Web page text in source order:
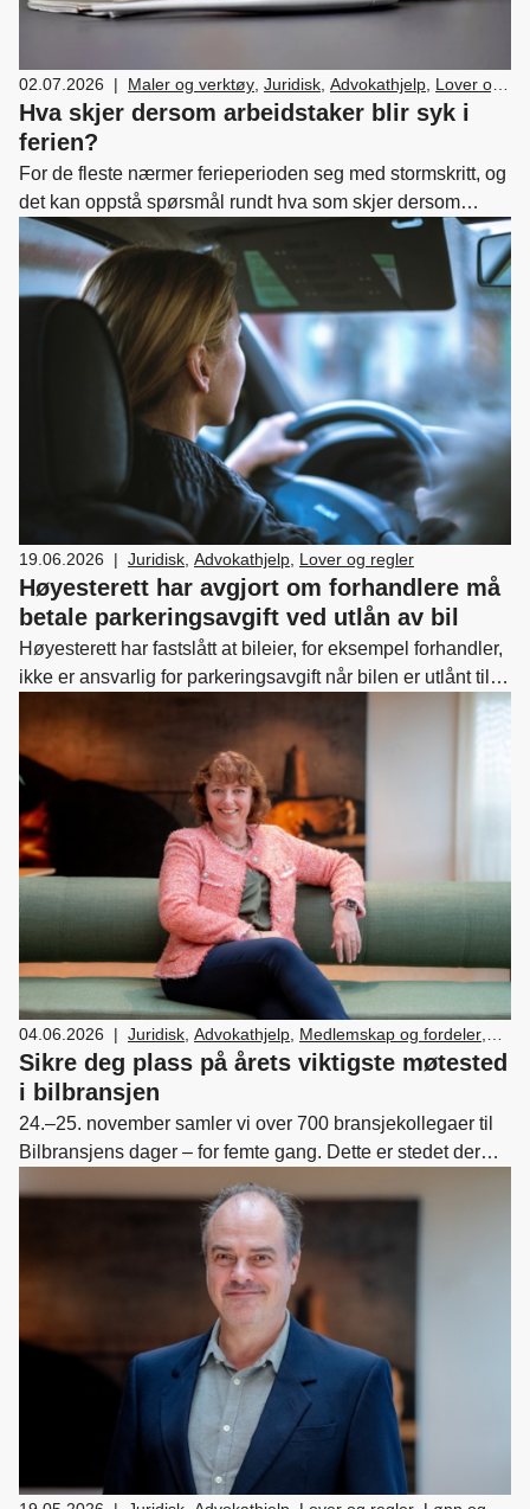
02.07.2026 | Maler og verktøy Juridisk Advokathjelp Lover og
regler,HR,Ledelse og personal
Hva skjer dersom arbeidstaker blir syk i
ferien?
For de fleste nærmer ferieperioden seg med stormskritt, og
det kan oppstå spørsmål rundt hva som skjer dersom
arbeidstaker blir syk i ferien.
19.06.2026 | Juridisk Advokathjelp Lover og regler
Høyesterett har avgjort om forhandlere må
betale parkeringsavgift ved utlån av bil
Høyesterett har fastslått at bileier, for eksempel forhandler,
ikke er ansvarlig for parkeringsavgift når bilen er utlånt til
kunde. Bileier har heller ikke en plikt til å opplyse hvem
som var fører.
04.06.2026 | Juridisk Advokathjelp Medlemskap og fordeler
Skade/lakk,Bilsalg,Forhandler og
servicemarkedsdrift
Verksted, vedlikehold og reparasjon av bil
Sikre deg plass på årets viktigste møtested
i bilbransjen
24.–25. november samler vi over 700 bransjekollegaer til
Bilbransjens dager – for femte gang. Dette er stedet der
relasjoner bygges, innsikt deles og nye muligheter oppstår.